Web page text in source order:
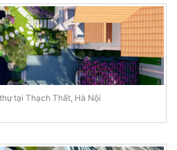
tại Thạch Thất, Hà Nội